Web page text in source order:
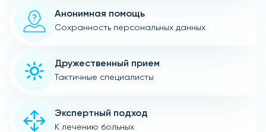
Анонимная помощь
Сохранность персональных данных
Дружественный прием
Тактичные специалисты
Экспертный подход
К лечению больных